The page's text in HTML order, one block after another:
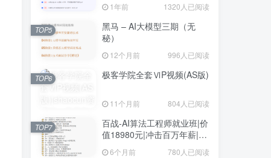
1年前 1320人已阅读
黑马 – AI大模型三期（无
秘）
12个月前 996人已阅读
TOP5
极客学院全套ⅥP视频(AS版)
11个月前 804人已阅读
TOP6
百战-AI算法工程师就业班|价
值18980元|冲击百万年薪|完
结无秘
6个月前 780人已阅读
TOP7